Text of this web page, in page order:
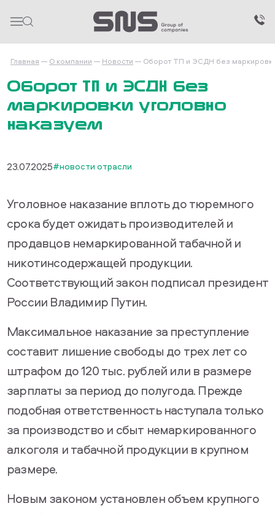
Главная О компании Новости Оборот ТП и ЭСДН без
Оборот ТП и ЭСДН без
маркировки уголовно
наказуем
23.07.2025#новости отрасли
Уголовное наказание вплоть до тюремного
срока будет ожидать производителей и
продавцов немаркированной табачной и
никотинсодержащей продукции.
Соответствующий закон подписал президент
России Владимир Путин.
Максимальное наказание за преступление
составит лишение свободы до трех лет со
штрафом до 120 тыс. рублей или в размере
зарплаты за период до полугода. Прежде
подобная ответственность наступала только
за производство и сбыт немаркированного
алкоголя и табачной продукции в крупном
размере.
Новым законом установлен объем крупного